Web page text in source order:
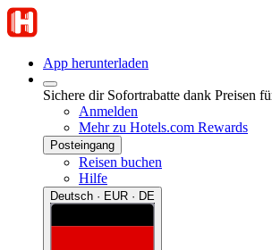
App herunterladen
Sichere dir Sofortrabatte dank Preisen
Anmelden
Mehr zu Hotels.com Rewards
Posteingang
Reisen buchen
Hilfe
Deutsch · EUR · DE